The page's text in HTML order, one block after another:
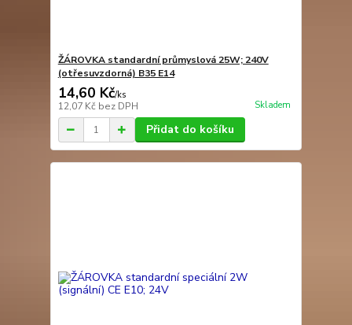
ŽÁROVKA standardní průmyslová 25W; 240V
(otřesuvzdorná) B35 E14
14,60 Kč/ks
12,07 Kč bez DPH Skladem
Přidat do košíku